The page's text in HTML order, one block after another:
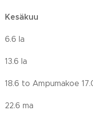
Kesäkuu
6.6 la
13.6 la
18.6 to Ampumakoe
22.6 ma